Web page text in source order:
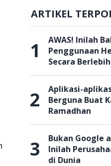
ARTIKEL
1
AWAS! Inilah
Penggunaan
Secara
2
Aplikasi-
Berguna Buat
Ramadhan
3
Bukan Google
Inilah
di Dunia